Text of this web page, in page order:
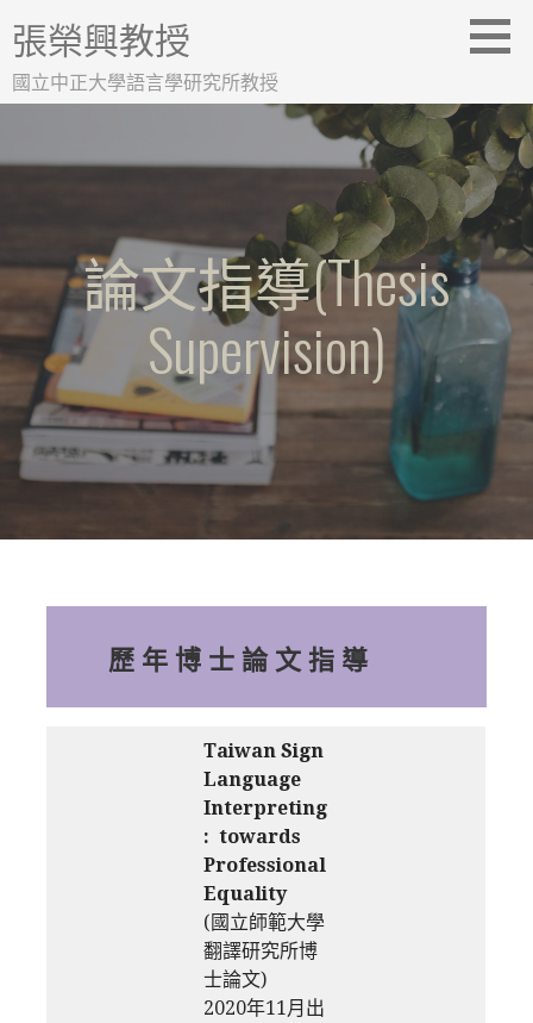
至
主
要
張榮興教授
國立中正大學語言學研究所教授
論文指導(Thesis
Supervision)
歷 年 博 士 論 文 指 導
Taiwan Sign
Language
Interpreting
: towards
Professional
Equality
(國立師範大學
翻譯研究所博
士論文)
2020年11月出